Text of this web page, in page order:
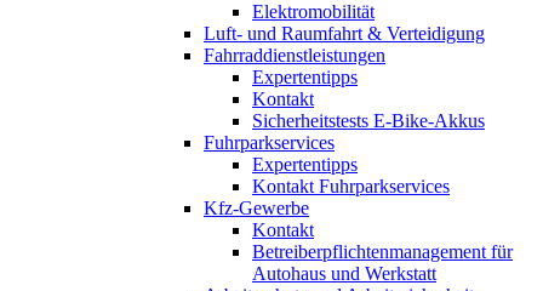
Elektromobilität
Luft- und Raumfahrt & Verteidigung
Fahrraddienstleistungen
Expertentipps
Kontakt
Sicherheitstests E-Bike-Akkus
Fuhrparkservices
Expertentipps
Kontakt Fuhrparkservices
Kfz-Gewerbe
Kontakt
Betreiberpflichtenmanagement für
Autohaus und Werkstatt